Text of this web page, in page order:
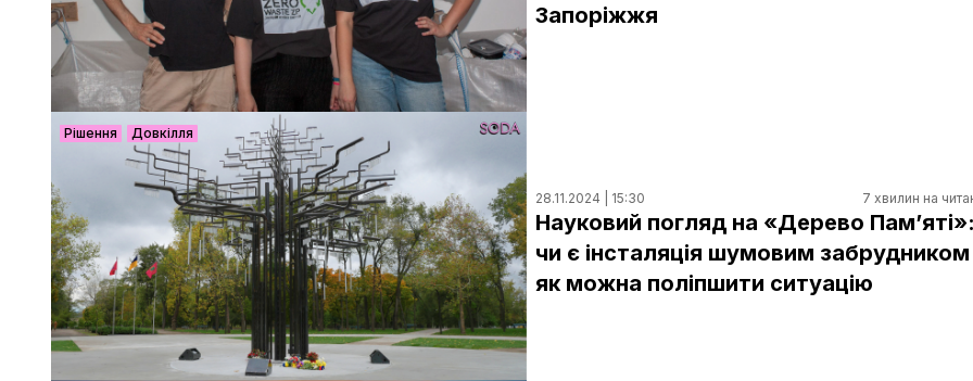
Запоріжжя
Рішення Довкілля
28.11.2024 | 15:30 7 хвилин на
Науковий погляд на «Дерево Пам’яті»:
чи є інсталяція шумовим забрудником
як можна поліпшити ситуацію